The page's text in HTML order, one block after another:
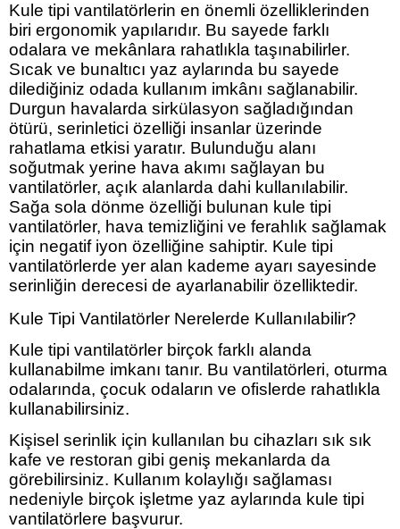
Kule tipi vantilatörlerin en önemli özelliklerinden
biri ergonomik yapılarıdır. Bu sayede farklı
odalara ve mekânlara rahatlıkla taşınabilirler.
Sıcak ve bunaltıcı yaz aylarında bu sayede
dilediğiniz odada kullanım imkânı sağlanabilir.
Durgun havalarda sirkülasyon sağladığından
ötürü, serinletici özelliği insanlar üzerinde
rahatlama etkisi yaratır. Bulunduğu alanı
soğutmak yerine hava akımı sağlayan bu
vantilatörler, açık alanlarda dahi kullanılabilir.
Sağa sola dönme özelliği bulunan kule tipi
vantilatörler, hava temizliğini ve ferahlık sağlamak
için negatif iyon özelliğine sahiptir. Kule tipi
vantilatörlerde yer alan kademe ayarı sayesinde
serinliğin derecesi de ayarlanabilir özelliktedir.
Kule Tipi Vantilatörler Nerelerde Kullanılabilir?
Kule tipi vantilatörler birçok farklı alanda
kullanabilme imkanı tanır. Bu vantilatörleri, oturma
odalarında, çocuk odaların ve ofislerde rahatlıkla
kullanabilirsiniz.
Kişisel serinlik için kullanılan bu cihazları sık sık
kafe ve restoran gibi geniş mekanlarda da
görebilirsiniz. Kullanım kolaylığı sağlaması
nedeniyle birçok işletme yaz aylarında kule tipi
vantilatörlere başvurur.